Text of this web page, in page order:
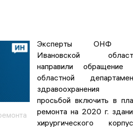
Эксперты ОНФ
Ивановской
направили обращение
областной
здравоохранения
просьбой включить в
ремонта на 2020 г.
хирургического